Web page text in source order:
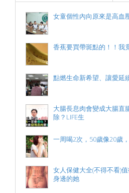
女童個性內向原來是高血
香蕉要買帶斑點的！！我
點燃生命新希望、讓愛延
大腸長息肉會變成大腸直
除？LIFE生
一周喝2次，50歲像20歲
女人保健大全(不得不看)
身邊的她